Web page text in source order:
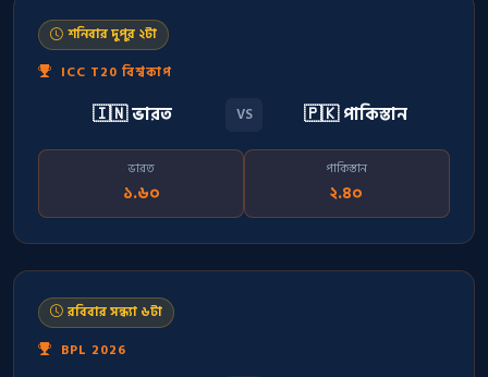
শনিবার দুপুর ২টা
ICC T20 বিশ্বকাপ
🇮🇳 ভারত VS 🇵🇰 পাকিস্তান
ভারত
১.৬০
পাকিস্তান
২.৪০
রবিবার সন্ধ্যা ৬টা
BPL 2026